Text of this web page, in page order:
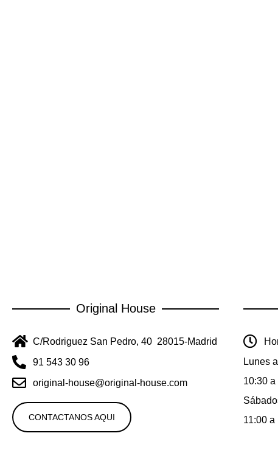
Original House
C/Rodriguez San Pedro, 40 28015-Madrid
91 543 30 96
original-house@original-house.com
CONTACTANOS AQUI
Lunes
10:30
11:00 a